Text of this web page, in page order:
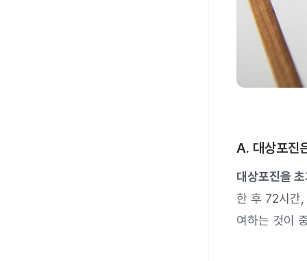
A. 대상포진
대상포진을
한 후 72시간,
여하는 것이